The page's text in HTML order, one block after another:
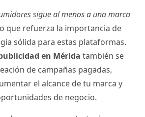
sigue al menos a una marca
que refuerza la importancia de
sólida para estas plataformas.
en Mérida también se
de campañas pagadas,
el alcance de tu marca y
de negocio.